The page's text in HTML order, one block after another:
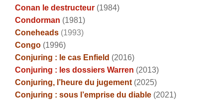
Conan le destructeur (1984)
Condorman (1981)
Coneheads (1993)
Congo (1996)
Conjuring : le cas Enfield (2016)
Conjuring : les dossiers Warren (2013)
Conjuring, l’heure du jugement (2025)
Conjuring : sous l’emprise du diable (2021)